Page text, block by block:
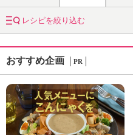
レシピを絞り込む
おすすめ企画 PR